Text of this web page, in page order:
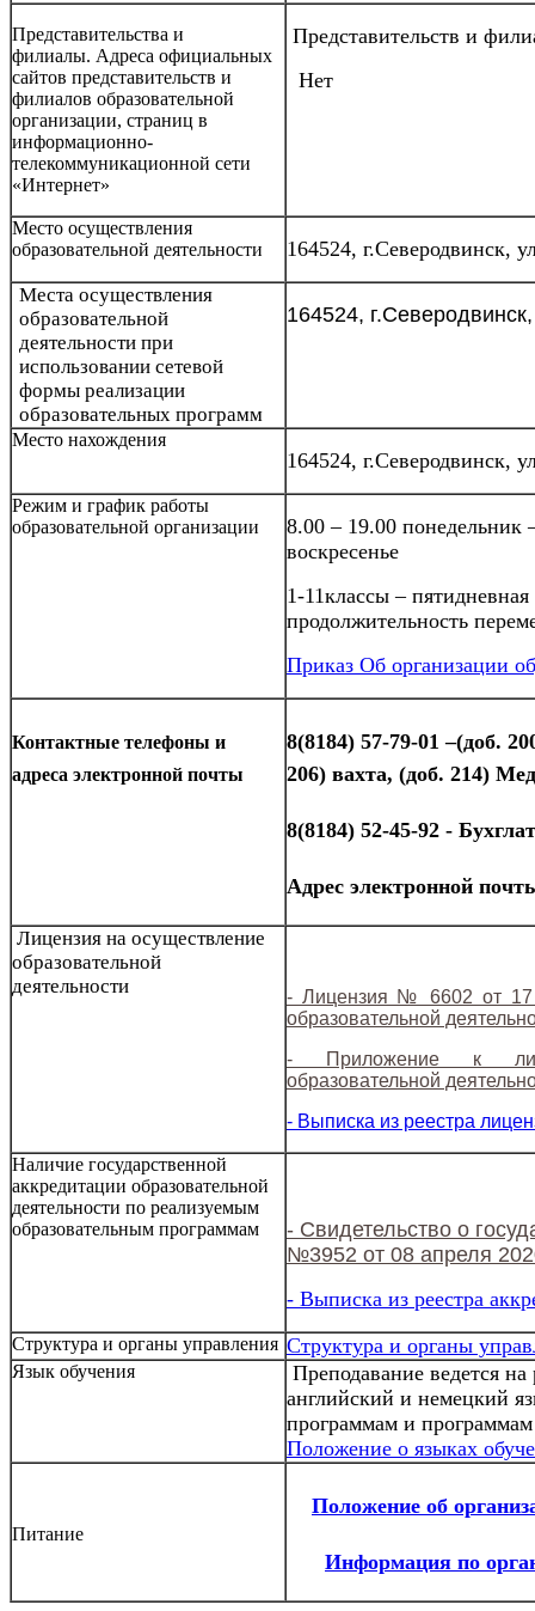
Представительства и
филиалы. Адреса официальных
сайтов представительств и
филиалов образовательной
организации, страниц в
информационно-
телекоммуникационной сети
«Интернет»
Представительств и
Нет
Место осуществления
образовательной деятельности
164524, г.Северодвинск,
Места осуществления
образовательной
деятельности при
использовании сетевой
формы реализации
образовательных программ
164524,
Место нахождения
164524, г.Северодвинск,
Режим и график работы
образовательной организации
8.00 – 19.00 понедельник
воскресенье
1-11классы –
продолжительность
Приказ Об организации
Контактные телефоны и
адреса электронной почты
8(8184) 57-79-01 –(доб.
206) вахта, (доб. 214)
8(8184) 52-45-92 -
Адрес электронной
Лицензия на осуществление
образовательной
деятельности
- Лицензия № 6602 от 17
образовательной
- Приложение к
образовательной
- Выписка из реестра
Наличие государственной
аккредитации образовательной
деятельности по реализуемым
образовательным программам
- Свидетельство о
№3952 от 08 апреля
- Выписка из реестра
Структура и органы управления Структура и органы
Язык обучения
Преподавание ведется
английский и немецкий
программам и программам
Положение о языках
Питание
Положение об
Информация по